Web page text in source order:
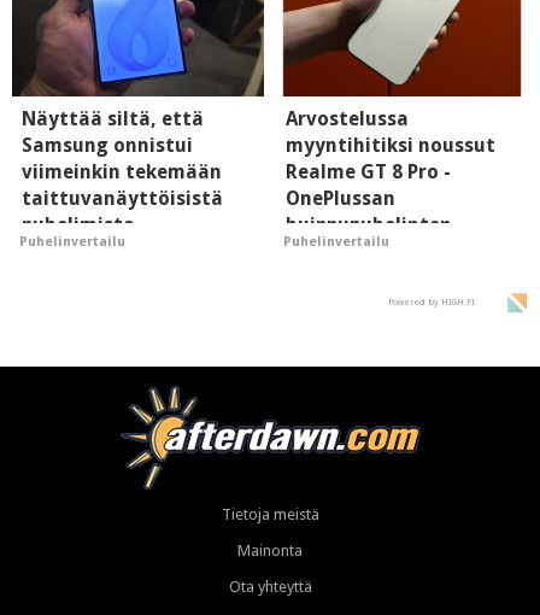
Näyttää siltä, että
Samsung onnistui
viimeinkin tekemään
taittuvanäyttöisistä
puhelimista
supersuosittuja
Puhelinvertailu
Arvostelussa
myyntihitiksi noussut
Realme GT 8 Pro -
OnePlussan
huippupuhelinten
"perillinen"
Puhelinvertailu
Powered by HIGH.FI
Tietoja meistä
Mainonta
Ota yhteyttä